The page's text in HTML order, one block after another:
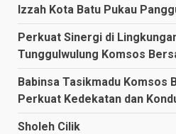
Izzah Kota Batu Pukau
Perkuat Sinergi di
Tunggulwulung Komsos
Babinsa Tasikmadu Komsos
Perkuat Kedekatan dan
Sholeh Cilik